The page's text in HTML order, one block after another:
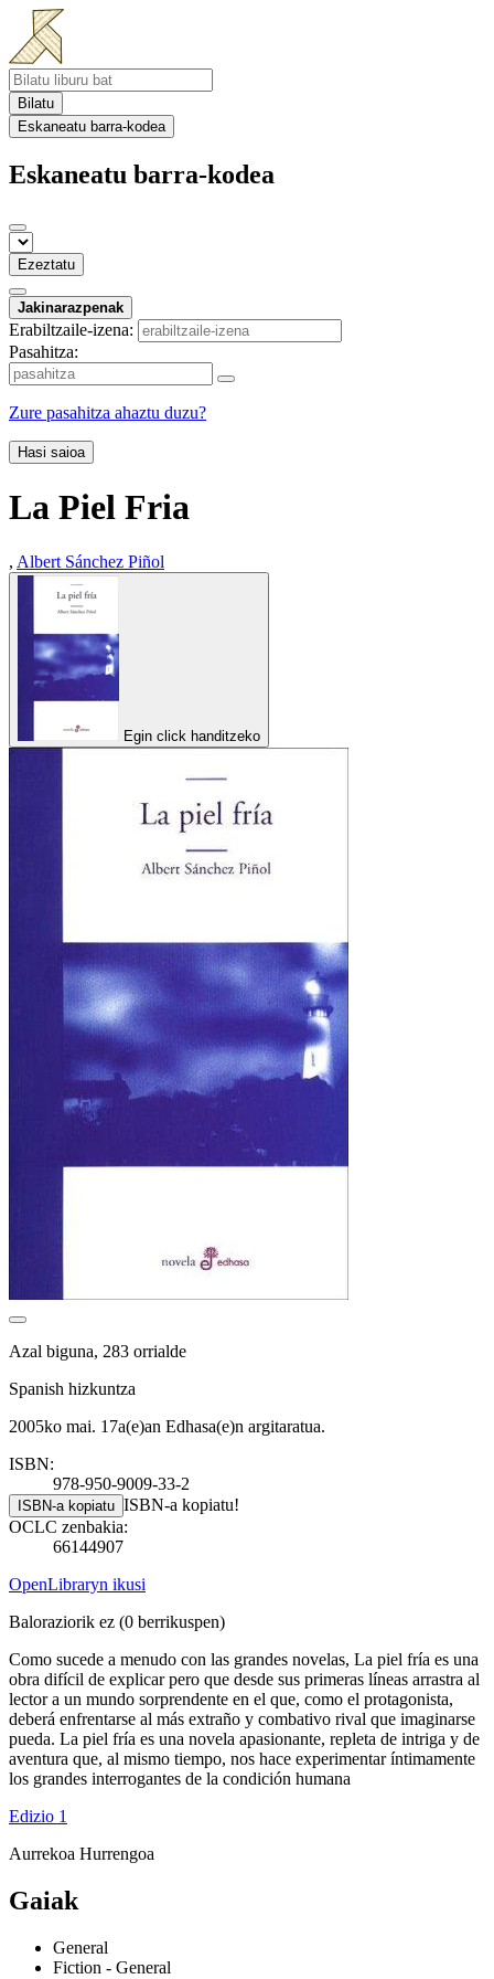
Bilatu
Eskaneatu barra-kodea
Eskaneatu barra-kodea
Ezeztatu
Jakinarazpenak
Erabiltzaile-izena:
Pasahitza:
Zure pasahitza ahaztu duzu?
Hasi saioa
La Piel Fria
, Albert Sánchez Piñol
Egin click handitzeko
Azal biguna, 283 orrialde
Spanish hizkuntza
2005ko mai. 17a(e)an Edhasa(e)n argitaratua.
ISBN:
978-950-9009-33-2
ISBN-a kopiatu ISBN-a kopiatu!
OCLC zenbakia:
66144907
OpenLibraryn ikusi
Baloraziorik ez (0 berrikuspen)
Como sucede a menudo con las grandes novelas, La piel fría es una
obra difícil de explicar pero que desde sus primeras líneas arrastra al
lector a un mundo sorprendente en el que, como el protagonista,
deberá enfrentarse al más extraño y combativo rival que imaginarse
pueda. La piel fría es una novela apasionante, repleta de intriga y de
aventura que, al mismo tiempo, nos hace experimentar íntimamente
los grandes interrogantes de la condición humana
Edizio 1
Aurrekoa Hurrengoa
Gaiak
General
Fiction - General